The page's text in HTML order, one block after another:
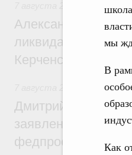
мы
В
Как
Александр Козлов
ликвидации
Керченском проливе
Среднее
Дмитрий
заявлений от
федпроекта